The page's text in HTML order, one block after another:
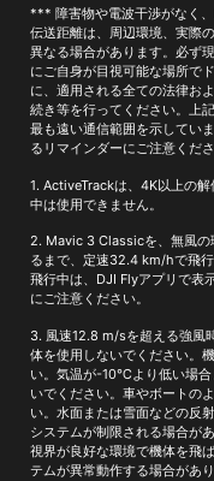
*** 障害物や電波干渉がなく
伝送距離は、周辺環境、実際
異なる場合があります。必ず
にご自身が目視可能な場所で
に、適用される全ての法律お
続き等を行ってください。上
最も遠い通信範囲を示してい
るリマインダーにご注意くださ
1. ActiveTrackは、4K以上の
中は使用できません。
2. Mavic 3 Classicを、無風の
るまで、定速32.4 km/hで飛行
飛行中は、DJI Flyアプリで表
にご注意ください。
3. 風速12.8 m/sを超える強風
体を使用しないでください。
い。気温が-10℃より低い場
いでください。車やボートの
い。水面または雪面などの反
システムが制限される場合が
視界が良好な環境で機体を飛
テムが異常動作する場合があ